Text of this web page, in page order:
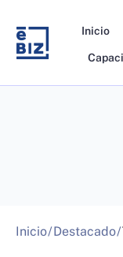
content
Inicio
Inicio/Destacado/